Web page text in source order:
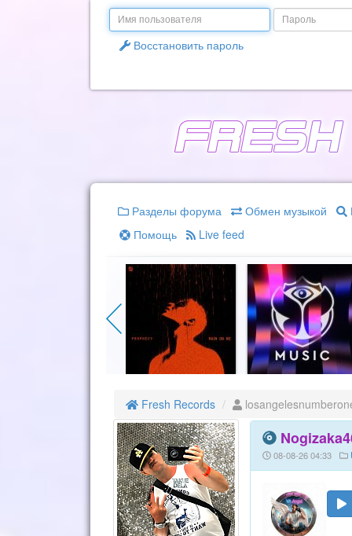
Email
Пароль
Восстановить пароль
Разделы форума Обмен музыкой
Помощь
Live feed
Fresh Records
08-08-26 04:33